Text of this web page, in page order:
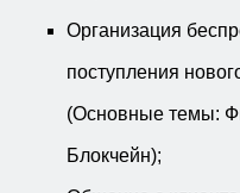
Организация
поступления
(Основные темы:
Блокчейн);